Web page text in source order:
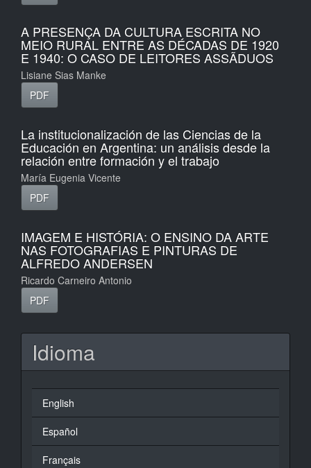
A PRESENÇA DA CULTURA ESCRITA NO
MEIO RURAL ENTRE AS DÉCADAS DE 1920
E 1940: O CASO DE LEITORES ASSÃDUOS
Lisiane Sias Manke
PDF
La institucionalización de las Ciencias de la
Educación en Argentina: un análisis desde la
relación entre formación y el trabajo
María Eugenia Vicente
PDF
IMAGEM E HISTÓRIA: O ENSINO DA ARTE
NAS FOTOGRAFIAS E PINTURAS DE
ALFREDO ANDERSEN
Ricardo Carneiro Antonio
PDF
Idioma
English
Español
Français